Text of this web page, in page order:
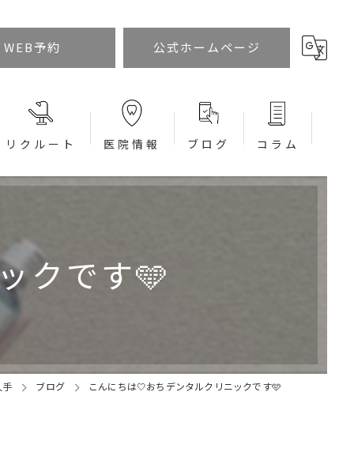
WEB予約 公式ホームページ
リクルート 医院情報 ブログ コラム
クです🩵
手 ブログ こんにちは🤍おちデンタルクリニックです🩵